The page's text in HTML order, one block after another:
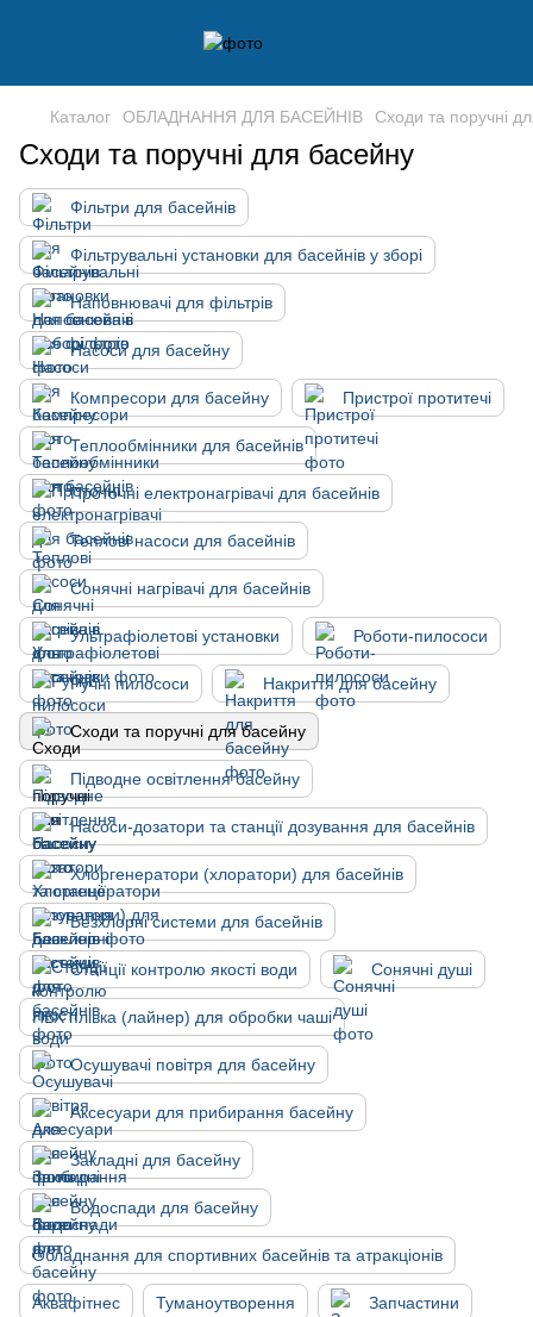
Каталог ОБЛАДНАННЯ ДЛЯ БАСЕЙНІВ Сходи та поручні
Сходи та поручні для басейну
Фільтри для басейнів
Фільтрувальні установки для басейнів у зборі
Наповнювачі для фільтрів
Насоси для басейну
Компресори для басейну Пристрої протитечі
Теплообмінники для басейнів
Проточні електронагрівачі для басейнів
Теплові насоси для басейнів
Сонячні нагрівачі для басейнів
Ультрафіолетові установки Роботи-пилососи
Ручні пилососи Накриття для басейну
Сходи та поручні для басейну
Підводне освітлення басейну
Насоси-дозатори та станції дозування для басейнів
Хлоргенератори (хлоратори) для басейнів
Безхлорні системи для басейнів
Станції контролю якості води Сонячні душі
ПВХ плівка (лайнер) для обробки чаші
Осушувачі повітря для басейну
Аксесуари для прибирання басейну
Закладні для басейну
Водоспади для басейну
Обладнання для спортивних басейнів та атракціонів
Аквафітнес Туманоутворення Запчастини